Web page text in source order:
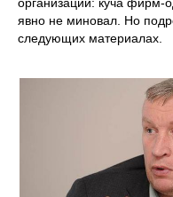
явно не миновал. Но
следующих материалах.